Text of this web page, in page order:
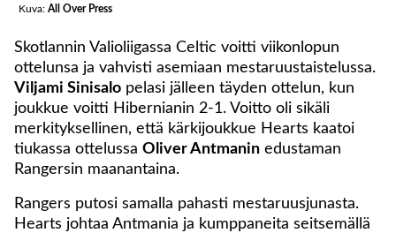
Kuva: All Over Press
Skotlannin Valioliigassa Celtic voitti viikonlopun
ottelunsa ja vahvisti asemiaan mestaruustaistelussa.
Viljami Sinisalo pelasi jälleen täyden ottelun, kun
joukkue voitti Hibernianin 2-1. Voitto oli sikäli
merkityksellinen, että kärkijoukkue Hearts kaatoi
tiukassa ottelussa Oliver Antmanin edustaman
Rangersin maanantaina.
Rangers putosi samalla pahasti mestaruusjunasta.
Hearts johtaa Antmania ja kumppaneita seitsemällä